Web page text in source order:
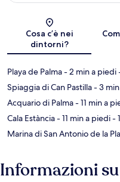
Cosa c’è nei
dintorni?
Playa de Palma- 2 min a piedi
Spiaggia di Can Pastilla- 3
Acquario di Palma- 11 min a
Cala Estància- 11 min a piedi-
Marina di San Antonio de la
Informazioni